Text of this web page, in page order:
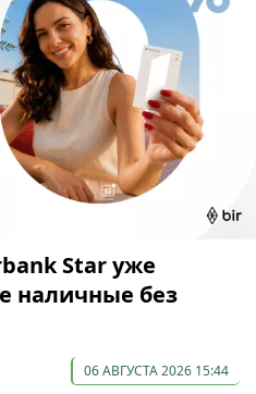
Star уже
наличные без
06 АВГУСТА 2026 15:44